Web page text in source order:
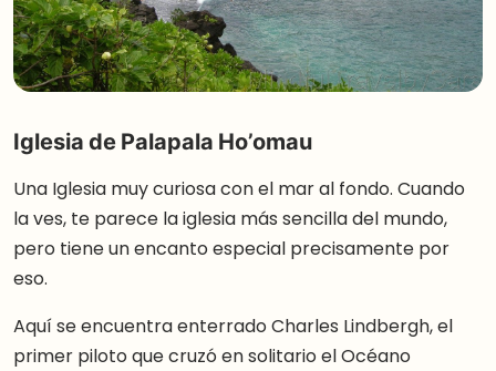
Iglesia de Palapala Ho’omau
Una Iglesia muy curiosa con el mar al fondo. Cuando
la ves, te parece la iglesia más sencilla del mundo,
pero tiene un encanto especial precisamente por
eso.
Aquí se encuentra enterrado Charles Lindbergh, el
primer piloto que cruzó en solitario el Océano